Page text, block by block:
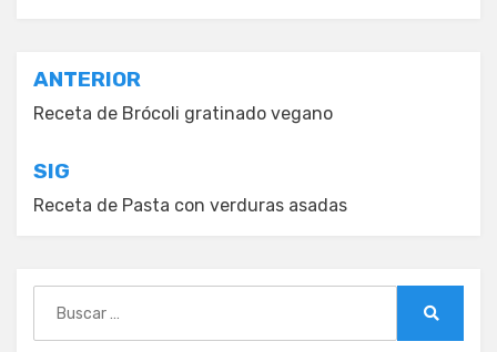
Navegación
de
entradas
ANTERIOR
Receta de Brócoli gratinado vegano
SIG
Receta de Pasta con verduras asadas